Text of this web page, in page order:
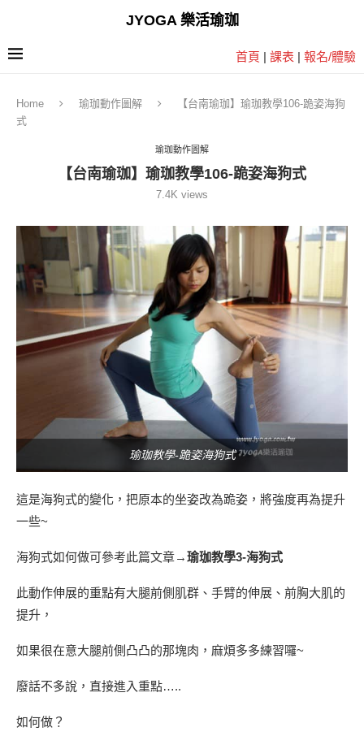
JYOGA 樂活瑜珈
首頁 | 課表 | 報名/體驗
Home 瑜珈動作圖解
【台南瑜珈】瑜珈教學106-跪姿海狗
式
瑜珈動作圖解
【台南瑜珈】瑜珈教學106-跪姿海狗式
7.4K views
瑜珈教學-跪姿海狗式
這是海狗式的變化，把原本的坐姿改為跪姿，將強度再為提升
一些~
海狗式如何做可參考此篇文章→瑜珈教學3-海狗式
此動作伸展的重點有大腿前側肌群、手臂的伸展、前胸大肌的
提升，
如果很在意大腿前側凸凸的那塊肉，麻煩多多練習囉~
廢話不多說，直接進入重點…..
如何做？